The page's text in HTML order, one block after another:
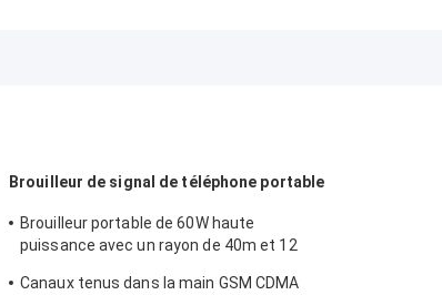
Brouilleur de signal de téléphone portable
Brouilleur portable de 60W haute
puissance avec un rayon de 40m et 12
Canaux tenus dans la main GSM CDMA